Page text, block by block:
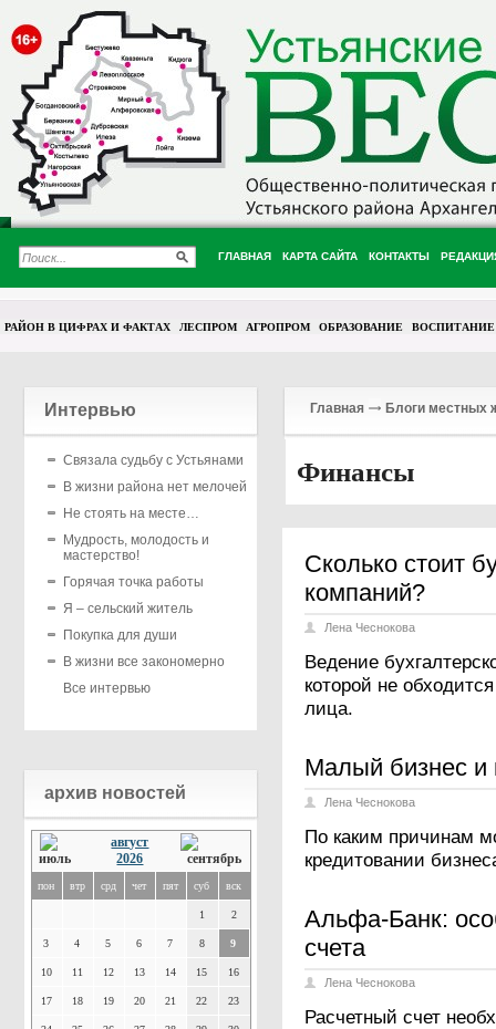
ГЛАВНАЯ КАРТА САЙТА КОНТАКТЫ
РАЙОН В ЦИФРАХ И ФАКТАХ ЛЕСПРОМ АГРОПРОМ ОБРАЗОВАНИЕ ВОСПИТАНИЕ
Интервью
Связала судьбу с Устьянами
В жизни района нет мелочей
Не стоять на месте…
Мудрость, молодость и
мастерство!
Горячая точка работы
Я – сельский житель
Покупка для души
В жизни все закономерно
Все интервью
архив новостей
август
2026
пон втр срд чет пят суб вск
1 2
3 4 5 6 7 8 9
10 11 12 13 14 15 16
17 18 19 20 21 22 23
Главная Блоги местных
Финансы
Сколько стоит
компаний?
Лена Чеснокова
Ведение
которой не
лица.
Малый бизнес и
Лена Чеснокова
По каким причинам
кредитовании
Альфа-Банк:
счета
Лена Чеснокова
Расчетный счет